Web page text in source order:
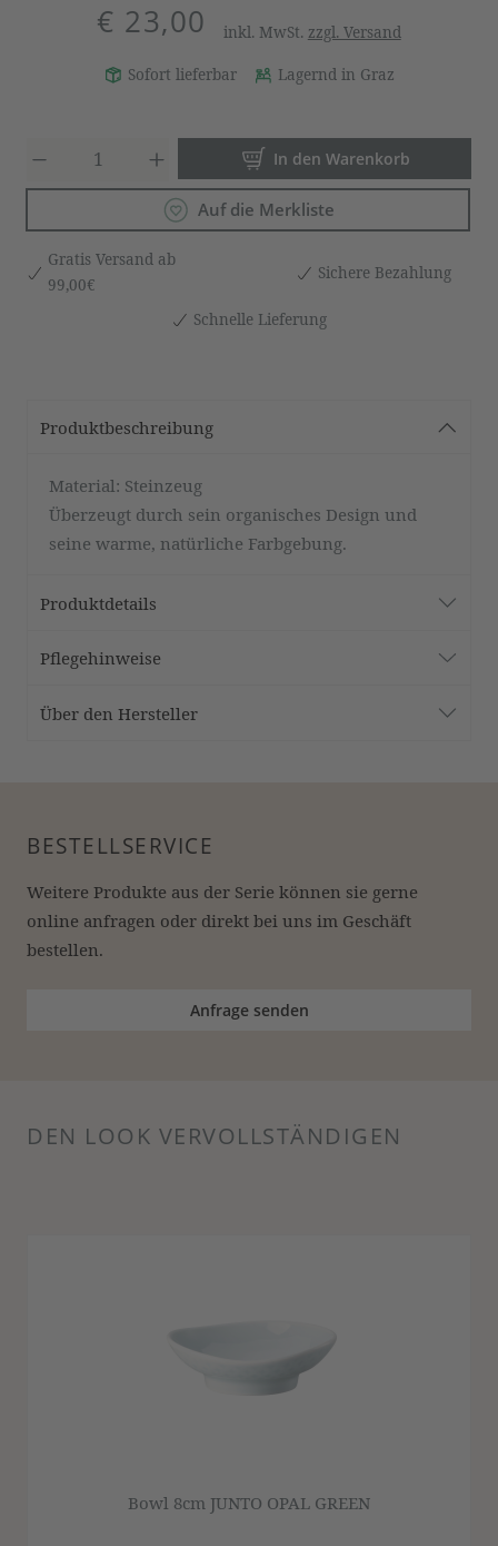
€ 23,00 inkl. MwSt. zzgl. Versand
Sofort lieferbar Lagernd in Graz
Produkt Anzahl: Gib den
In den Warenkorb
Auf die Merkliste
Gratis Versand ab
99,00€
Sichere Bezahlung
Schnelle Lieferung
Produktbeschreibung
Material: Steinzeug
Überzeugt durch sein organisches Design und
seine warme, natürliche Farbgebung.
Produktdetails
Pflegehinweise
Über den Hersteller
BESTELLSERVICE
Weitere Produkte aus der Serie können sie gerne
online anfragen oder direkt bei uns im Geschäft
bestellen.
Anfrage senden
DEN LOOK VERVOLLSTÄNDIGEN
Bowl 8cm JUNTO OPAL GREEN